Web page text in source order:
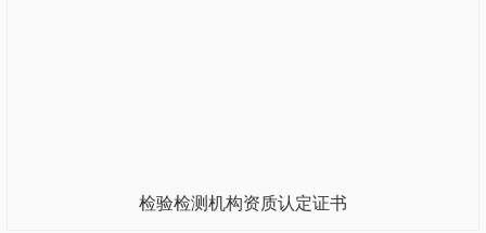
检验检测机构资质认定证书